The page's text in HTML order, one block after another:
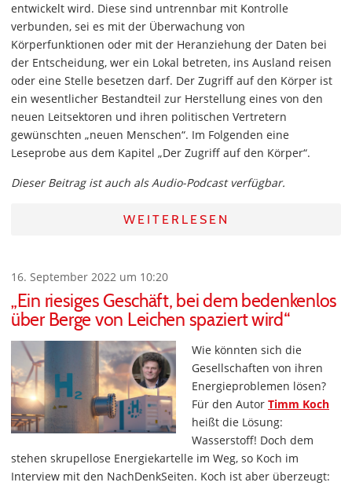
entwickelt wird. Diese sind untrennbar mit Kontrolle
verbunden, sei es mit der Überwachung von
Körperfunktionen oder mit der Heranziehung der Daten bei
der Entscheidung, wer ein Lokal betreten, ins Ausland reisen
oder eine Stelle besetzen darf. Der Zugriff auf den Körper ist
ein wesentlicher Bestandteil zur Herstellung eines von den
neuen Leitsektoren und ihren politischen Vertretern
gewünschten „neuen Menschen“. Im Folgenden eine
Leseprobe aus dem Kapitel „Der Zugriff auf den Körper“.
Dieser Beitrag ist auch als Audio-Podcast verfügbar.
WEITERLESEN
16. September 2022 um 10:20
„Ein riesiges Geschäft, bei dem bedenkenlos
über Berge von Leichen spaziert wird“
Wie könnten sich die
Gesellschaften von ihren
Energieproblemen lösen?
Für den Autor Timm Koch
heißt die Lösung:
Wasserstoff! Doch dem
stehen skrupellose Energiekartelle im Weg, so Koch im
Interview mit den NachDenkSeiten. Koch ist aber überzeugt: